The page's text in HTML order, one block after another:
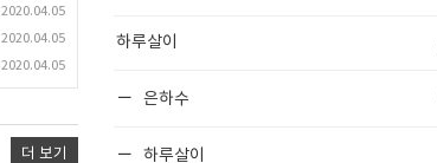
2020.04.05
2020.04.05
2020.04.05
더 보기
하루살이
은하수
하루살이